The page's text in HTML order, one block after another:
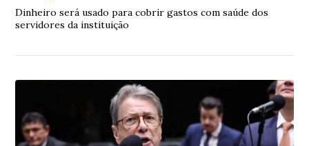
Dinheiro será usado para cobrir gastos com saúde dos
servidores da instituição